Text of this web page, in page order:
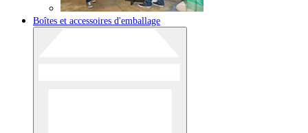
Boîtes et accessoires d'emballage